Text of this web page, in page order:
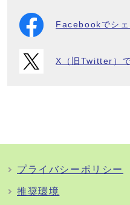
Facebookでシェ
X（旧Twitter）
プライバシーポリシー
推奨環境